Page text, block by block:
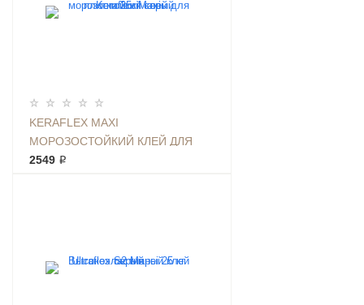
KERAFLEX MAXI
МОРОЗОСТОЙКИЙ КЛЕЙ ДЛЯ
ПЛИТКИ 25КГ СЕРЫЙ
2549 ₽